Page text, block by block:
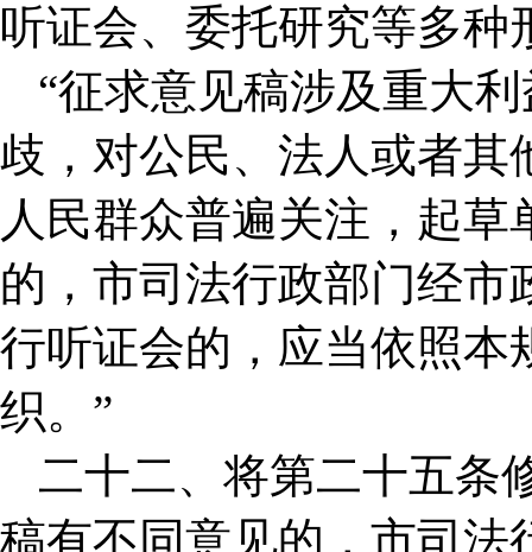
听证会、委托研究等多种
“征求意见稿涉及重大
歧，对公民、法人或者其
人民群众普遍关注，起
的，市司法行政部门经
行听证会的，应当依照本
织。”
二十二、将第二十五条
稿有不同意见的，市司法